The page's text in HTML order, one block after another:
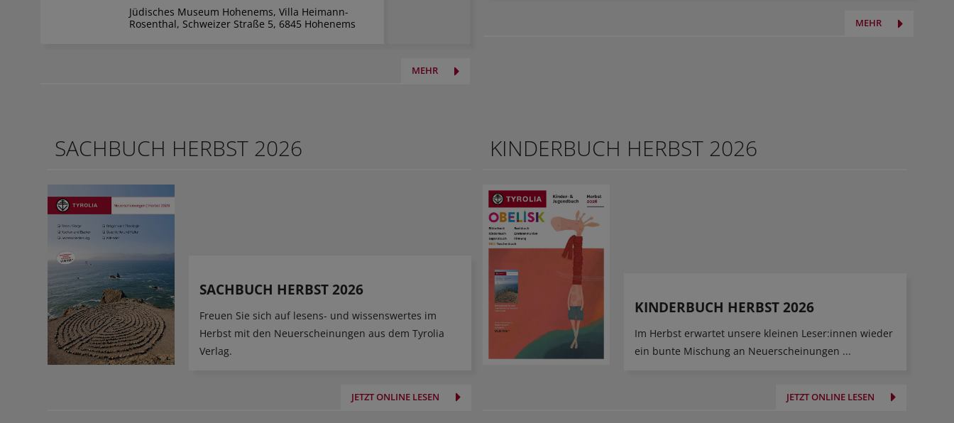
Jüdisches Museum Hohenems, Villa Heimann-
Rosenthal, Schweizer Straße 5, 6845 Hohenems
MEHR
MEHR
SACHBUCH HERBST 2026
SACHBUCH HERBST 2026
Freuen Sie sich auf lesens- und wissenswertes im
Herbst mit den Neuerscheinungen aus dem Tyrolia
Verlag.
JETZT ONLINE LESEN
KINDERBUCH HERBST 2026
KINDERBUCH HERBST 2026
Im Herbst erwartet unsere kleinen Leser:innen wieder
ein bunte Mischung an Neuerscheinungen ...
JETZT ONLINE LESEN